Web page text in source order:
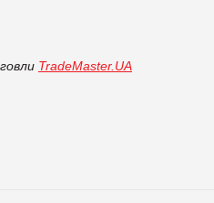
TradeMaster.UA